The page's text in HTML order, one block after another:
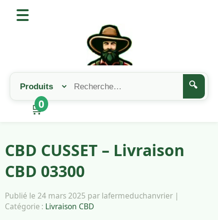
🔍
🛒
0
CBD CUSSET – Livraison
CBD 03300
Publié le 24 mars 2025 par lafermeduchanvrier |
Catégorie : Livraison CBD